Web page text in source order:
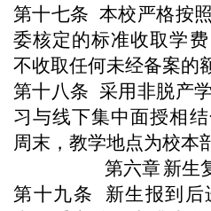
第十七条 本校严格按
委核定的标准收取学
不收取任何未经备案的
第十八条 采用非脱产
习与线下集中面授相
周末，教学地点为校本
第六章新生
第十九条
新生报到后